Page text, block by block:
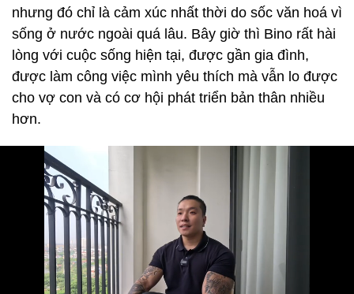
nhưng đó chỉ là cảm xúc nhất thời do sốc văn hoá vì
sống ở nước ngoài quá lâu. Bây giờ thì Bino rất hài
lòng với cuộc sống hiện tại, được gần gia đình,
được làm công việc mình yêu thích mà vẫn lo được
cho vợ con và có cơ hội phát triển bản thân nhiều
hơn.